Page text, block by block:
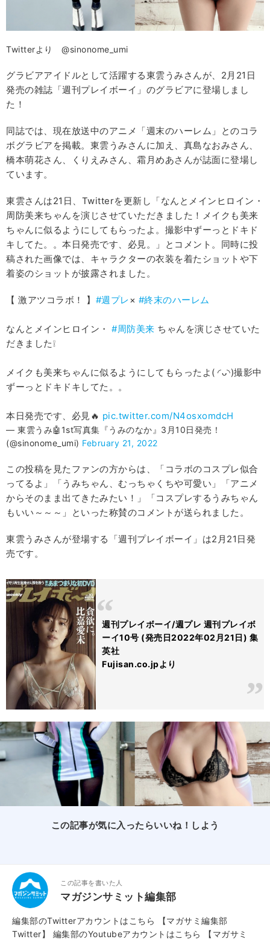
Twitterより @sinonome_umi
グラビアアイドルとして活躍する東雲うみさんが、2月21日
発売の雑誌「週刊プレイボーイ」のグラビアに登場しまし
た！
同誌では、現在放送中のアニメ「週末のハーレム」とのコラ
ボグラビアを掲載。東雲うみさんに加え、真島なおみさん、
橋本萌花さん、くりえみさん、霜月めあさんが誌面に登場し
ています。
東雲さんは21日、Twitterを更新し「なんとメインヒロイン・
周防美来ちゃんを演じさせていただきました！メイクも美来
ちゃんに似るようにしてもらったよ。撮影中ずーっとドキド
キしてた。。本日発売です、必見。」とコメント。同時に投
稿された画像では、キャラクターの衣装を着たショットや下
着姿のショットが披露されました。
【 激アツコラボ！ 】 #週プレ× #終末のハーレム
なんとメインヒロイン・ #周防美来 ちゃんを演じさせていた
だきました❕
メイクも美来ちゃんに似るようにしてもらったよ( ◜ᴗ◝)撮影中
ずーっとドキドキしてた。。
本日発売です、必見🔥 pic.twitter.com/N4osxomdcH
— 東雲うみ🤖1st写真集『うみのなか』3月10日発売！
(@sinonome_umi) February 21, 2022
この投稿を見たファンの方からは、「コラボのコスプレ似合
ってるよ」「うみちゃん、むっちゃくちや可愛い」「アニメ
からそのまま出てきたみたい！」「コスプレするうみちゃん
もいい～～～」といった称賛のコメントが送られました。
東雲うみさんが登場する「週刊プレイボーイ」は2月21日発
売です。
週刊プレイボーイ/週プレ 週刊プレイボ
ーイ10号 (発売日2022年02月21日) 集
英社
Fujisan.co.jpより
この記事が気に入ったらいいね！しよう
この記事を書いた人
マガジンサミット編集部
編集部のTwitterアカウントはこちら
【マガサミ編集部
Twitter】
編集部のYoutubeアカウントはこちら 【マガサミ